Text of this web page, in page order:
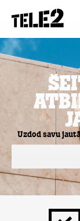
Uzdod savu